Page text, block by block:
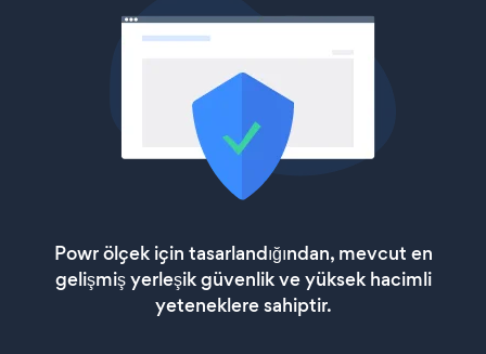
Powr ölçek için tasarlandığından, mevcut en
gelişmiş yerleşik güvenlik ve yüksek hacimli
yeteneklere sahiptir.